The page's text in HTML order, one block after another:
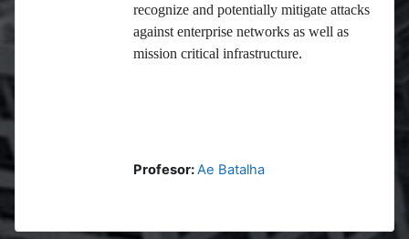
recognize and potentially mitigate attacks
against enterprise networks as well as
mission critical infrastructure.
Profesor:Ae Batalha